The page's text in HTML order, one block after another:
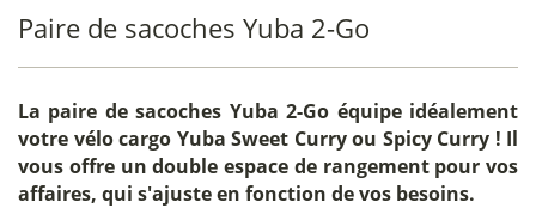
Paire de sacoches Yuba 2-Go
La paire de sacoches Yuba 2-Go équipe idéalement
votre vélo cargo Yuba Sweet Curry ou Spicy Curry ! Il
vous offre un double espace de rangement pour vos
affaires, qui s'ajuste en fonction de vos besoins.